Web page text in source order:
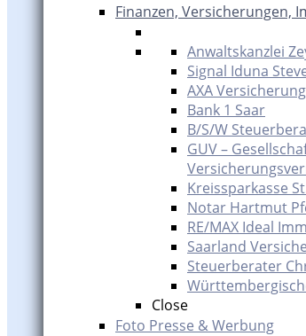
Finanzen, Versicherungen,
Anwaltskanzlei
Signal Iduna
AXA
Bank 1 Saar
B/S/W
GUV –
Kreissparkasse
Notar Hartmut
RE/MAX Ideal
Saarland
Steuerberater
Close
Foto Presse & Werbung